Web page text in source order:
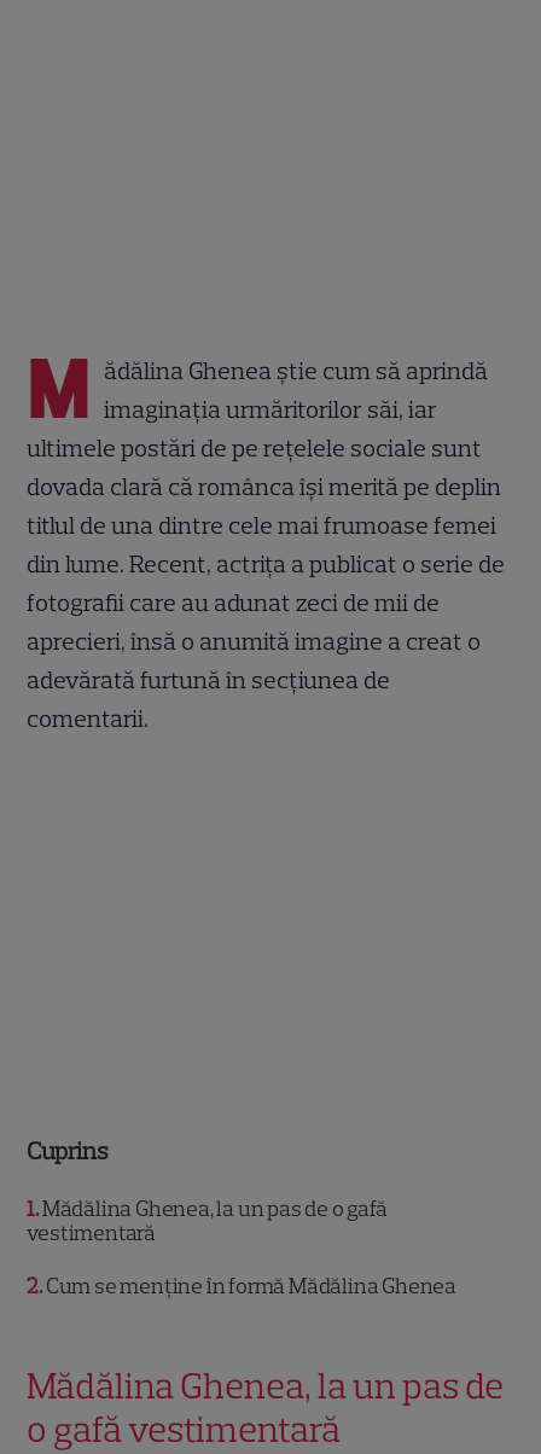
M ădălina Ghenea știe cum să aprindă
imaginația urmăritorilor săi, iar
ultimele postări de pe rețelele sociale sunt
dovada clară că românca își merită pe deplin
titlul de una dintre cele mai frumoase femei
din lume. Recent, actrița a publicat o serie de
fotografii care au adunat zeci de mii de
aprecieri, însă o anumită imagine a creat o
adevărată furtună în secțiunea de
comentarii.
Cuprins
1 Mădălina Ghenea, la un pas de o gafă
vestimentară
2 Cum se menține în formă Mădălina Ghenea
Mădălina Ghenea, la un pas de
o gafă vestimentară